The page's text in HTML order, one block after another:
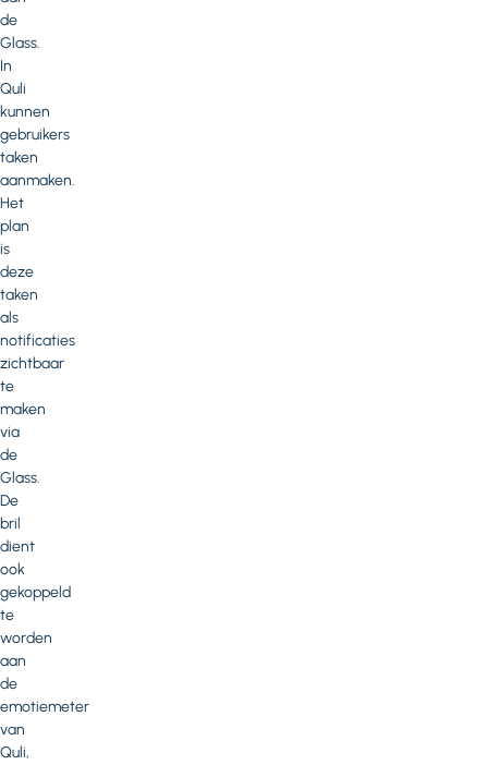
de
Glass.
In
Quli
kunnen
gebruikers
taken
aanmaken.
Het
plan
is
deze
taken
als
notificaties
zichtbaar
te
maken
via
de
Glass.
De
bril
dient
ook
gekoppeld
te
worden
aan
de
emotiemeter
van
Quli,